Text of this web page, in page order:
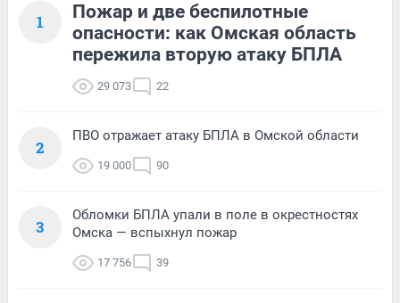
1
Пожар и две беспилотные
опасности: как Омская область
пережила вторую атаку БПЛА
29 073 22
2
ПВО отражает атаку БПЛА в Омской области
19 000 90
3
Обломки БПЛА упали в поле в окрестностях
Омска — вспыхнул пожар
17 756 39